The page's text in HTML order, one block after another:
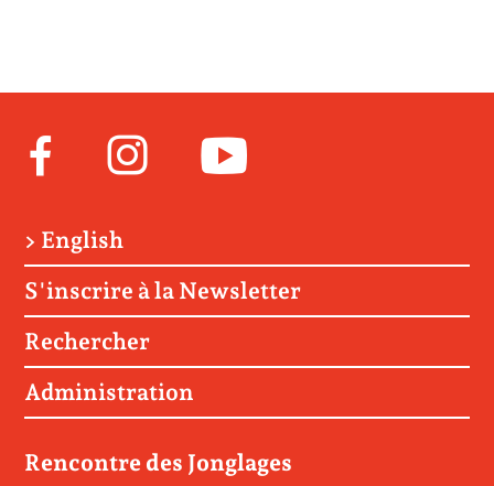
Facebook
Instagram
> English
S'inscrire à la Newsletter
Rechercher
Administration
Rencontre des Jonglages